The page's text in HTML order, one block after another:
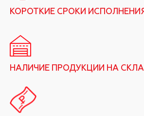
КОРОТКИЕ СРОКИ
НАЛИЧИЕ ПРОДУКЦИИ НА